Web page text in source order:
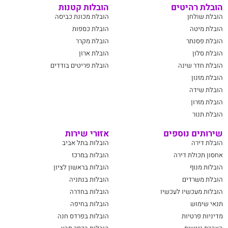
הובלת רהיטים
הובלת שולחן
הובלת מיטה
הובלת פסנתר
הובלת סלון
הובלת חדר שינה
הובלת מזנון
הובלת שידה
הובלת מזרון
הובלת תנור
הובלות קטנות
הובלת מכונת כביסה
הובלת כספות
הובלת מקרר
הובלת ארון
הובלת פריטים בודדים
שירותים נוספים
הובלת דירה
אחסון תכולת דירה
הובלות מנוף
הובלת משרדים
הובלות מעכשיו לעכשיו
תנאי שימוש
מדיניות פרטיות
אזורי שירות
הובלות בתל אביב
הובלות במרכז
הובלות בראשון לציון
הובלות בנתניה
הובלות בחדרה
הובלות בחיפה
הובלות בפרדס חנה